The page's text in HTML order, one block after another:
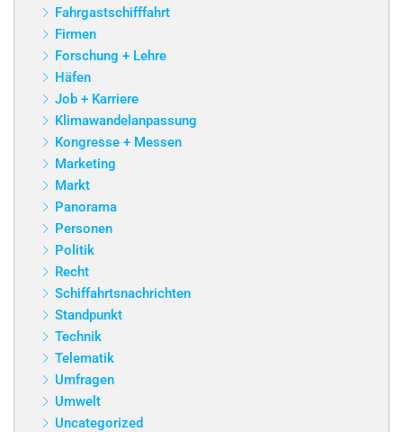
Fahrgastschifffahrt
Firmen
Forschung + Lehre
Häfen
Job + Karriere
Klimawandelanpassung
Kongresse + Messen
Marketing
Markt
Panorama
Personen
Politik
Recht
Schiffahrtsnachrichten
Standpunkt
Technik
Telematik
Umfragen
Umwelt
Uncategorized